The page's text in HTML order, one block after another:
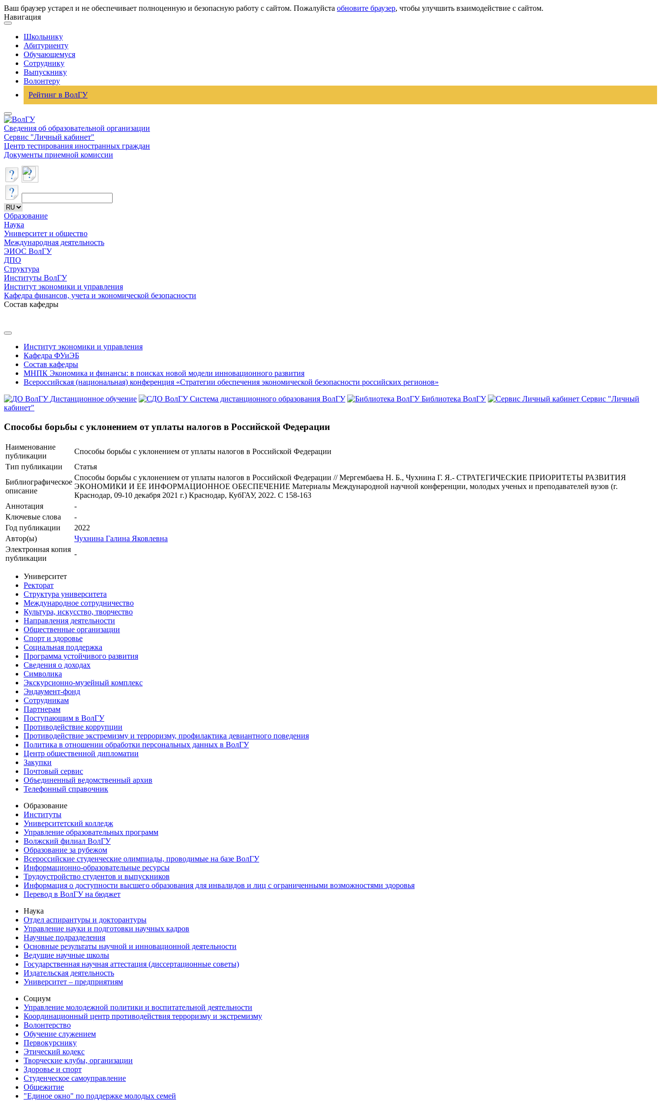
Ваш браузер устарел и не обеспечивает полноценную и безопасную работу с сайтом. Пожалуйста обновите браузер, чтобы улучшить взаимодействие с сайтом.
Навигация
Школьнику
Абитуриенту
Обучающемуся
Сотруднику
Выпускнику
Волонтеру
Рейтинг в ВолГУ
Сведения об образовательной организации
Сервис "Личный кабинет"
Центр тестирования иностранных граждан
Документы приемной комиссии
Образование
Наука
Университет и общество
Международная деятельность
ЭИОС ВолГУ
ДПО
Структура
Институты ВолГУ
Институт экономики и управления
Кафедра финансов, учета и экономической безопасности
Состав кафедры
Институт экономики и управления
Кафедра ФУиЭБ
Состав кафедры
МНПК Экономика и финансы: в поисках новой модели инновационного развития
Всероссийская (национальная) конференция «Стратегии обеспечения экономической безопасности российских регионов»
Дистанционное обучение
Система дистанционного образования ВолГУ Библиотека ВолГУ
Сервис "Личный
кабинет"
Способы борьбы с уклонением от уплаты налогов в Российской Федерации
Наименование
публикации
Способы борьбы с уклонением от уплаты налогов в Российской Федерации
Тип публикации
Статья
Библиографическое
описание
Способы борьбы с уклонением от уплаты налогов в Российской Федерации // Мергембаева Н. Б., Чухнина Г. Я.- СТРАТЕГИЧЕСКИЕ ПРИОРИТЕТЫ РАЗВИТИЯ
ЭКОНОМИКИ И ЕЕ ИНФОРМАЦИОННОЕ ОБЕСПЕЧЕНИЕ Материалы Международной научной конференции, молодых ученых и преподавателей вузов (г.
Краснодар, 09-10 декабря 2021 г.) Краснодар, КубГАУ, 2022. С 158-163
Аннотация
-
Ключевые cлова
-
Год публикации
2022
Автор(ы)
Чухнина Галина Яковлевна
Электронная копия
публикации
-
Университет
Ректорат
Структура университета
Международное сотрудничество
Культура, искусство, творчество
Направления деятельности
Общественные организации
Спорт и здоровье
Социальная поддержка
Программа устойчивого развития
Сведения о доходах
Символика
Экскурсионно-музейный комплекс
Эндаумент-фонд
Сотрудникам
Партнерам
Поступающим в ВолГУ
Противодействие коррупции
Противодействие экстремизму и терроризму, профилактика девиантного поведения
Политика в отношении обработки персональных данных в ВолГУ
Центр общественной дипломатии
Закупки
Почтовый сервис
Объединенный ведомственный архив
Телефонный справочник
Образование
Институты
Университетский колледж
Управление образовательных программ
Волжский филиал ВолГУ
Образование за рубежом
Всероссийские студенческие олимпиады, проводимые на базе ВолГУ
Информационно-образовательные ресурсы
Трудоустройство студентов и выпускников
Информация о доступности высшего образования для инвалидов и лиц с ограниченными возможностями здоровья
Перевод в ВолГУ на бюджет
Наука
Отдел аспирантуры и докторантуры
Управление науки и подготовки научных кадров
Научные подразделения
Основные результаты научной и инновационной деятельности
Ведущие научные школы
Государственная научная аттестация (диссертационные советы)
Издательская деятельность
Университет – предприятиям
Социум
Управление молодежной политики и воспитательной деятельности
Координационный центр противодействия терроризму и экстремизму
Волонтерство
Обучение служением
Первокурснику
Этический кодекс
Творческие клубы, организации
Здоровье и спорт
Студенческое самоуправление
Общежитие
"Единое окно" по поддержке молодых семей